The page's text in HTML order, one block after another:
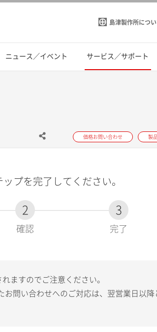
島津製作所につ
ニュース／イベント サービス／サポート
価格お問い合わせ 製
プを完了してください。
2
確認
3
完了
ますのでご注意ください。
お問い合わせへのご対応は、翌営業日以